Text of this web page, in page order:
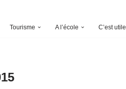
Tourisme A l’école C’est utile